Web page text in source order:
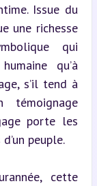
Issue du
une richesse
qui
qu’à
s’il tend à
témoignage
porte les
peuple.
cette